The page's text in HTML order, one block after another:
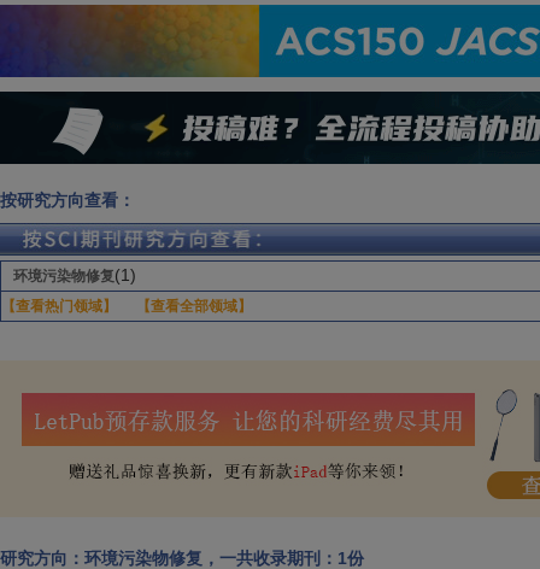
按研究方向查看：
环境污染物修复(1)
【查看热门领域】 【查看全部领域】
研究方向：环境污染物修复，一共收录期刊：1份